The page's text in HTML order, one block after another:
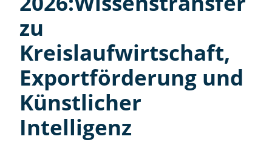
zu
Kreislaufwirtschaft,
Exportförderung und
Künstlicher
Intelligenz